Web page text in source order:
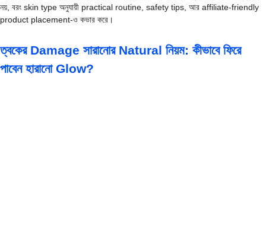
নয়, বরং skin type অনুযায়ী practical routine, safety tips, আর affiliate-friendly
product placement-ও কভার করে।
ত্বকের Damage সারানোর Natural নিয়ম: কীভাবে ফিরে
পাবেন হারানো Glow?